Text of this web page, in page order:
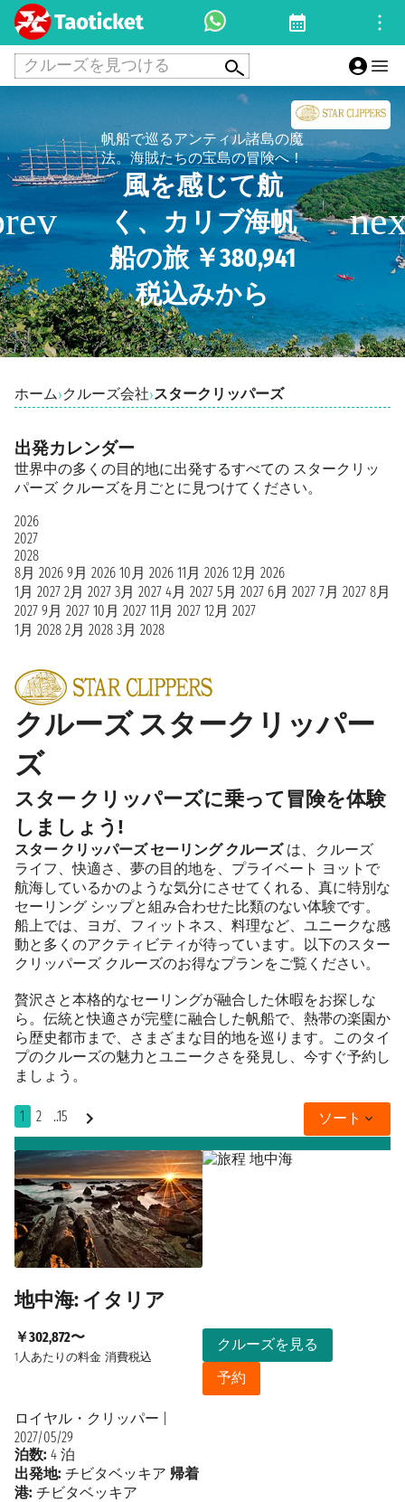
クルーズを見つける
帆船で巡るアンティル諸島の魔
法。海賊たちの宝島の冒険へ！
風を感じて航
く、カリブ海帆
船の旅 ￥380,941
税込みから
ホーム›クルーズ会社›スタークリッパーズ
クルーズ スタークリッパー
ズ
スター クリッパーズに乗って冒険を体験
しましょう!
スター クリッパーズ セーリング クルーズは、クルーズ
ライフ、快適さ、夢の目的地を、プライベート ヨットで
航海しているかのような気分にさせてくれる、真に特別な
セーリング シップと組み合わせた比類のない体験です。
船上では、ヨガ、フィットネス、料理など、ユニークな感
動と多くのアクティビティが待っています。以下のスター
クリッパーズ クルーズのお得なプランをご覧ください。
贅沢さと本格的なセーリングが融合した休暇をお探しな
ら。伝統と快適さが完璧に融合した帆船で、熱帯の楽園か
ら歴史都市まで、さまざまな目的地を巡ります。このタイ
プのクルーズの魅力とユニークさを発見し、今すぐ予約し
ましょう。
1 2 ..15 ソート
地中海: イタリア
￥302,872〜
1人あたりの料金 消費税込
クルーズを見る
予約
ロイヤル・クリッパー
2027/05/29
泊数: 4 泊
出発地: チビタベッキア 帰着
港: チビタベッキア
出発カレンダー
世界中の多くの目的地に出発するすべての スタークリッ
パーズ クルーズを月ごとに見つけてください。
2026
2027
2028
8月 2026 9月 2026 10月 2026 11月 2026 12月 2026
1月 2027 2月 2027 3月 2027 4月 2027 5月 2027 6月 2027 7月 2027 8月
2027 9月 2027 10月 2027 11月 2027 12月 2027
1月 2028 2月 2028 3月 2028